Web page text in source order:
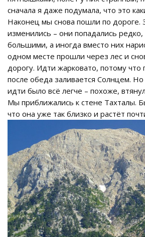
сначала я даже подумала, что это
Наконец мы снова пошли по дороге.
изменились – они попадались редко,
большими, а иногда вместо них
одном месте прошли через лес и
дорогу. Идти жарковато, потому что
после обеда заливается Солнцем.
идти было всё легче – похоже,
Мы приближались к стене Тахталы.
что она уже так близко и растёт